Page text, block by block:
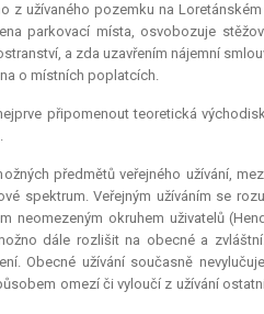
z užívaného pozemku na
parkovací místa, osvobozuje
a zda uzavřením nájemní
o místních poplatcích.
připomenout teoretická
předmětů veřejného užívání,
spektrum. Veřejným užíváním se
neomezeným okruhem uživatelů
dále rozlišit na obecné a
Obecné užívání současně
omezí či vyloučí z užívání